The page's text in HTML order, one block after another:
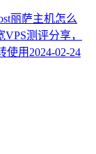
丽萨主机怎么
测评分享，
使用 2024-02-24